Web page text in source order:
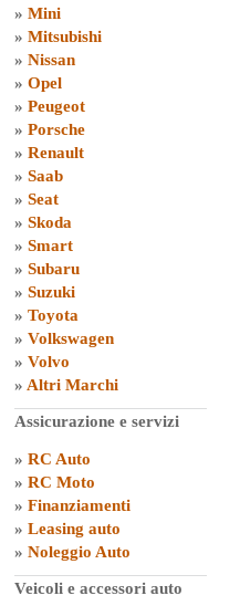
» Mini
» Mitsubishi
» Nissan
» Opel
» Peugeot
» Porsche
» Renault
» Saab
» Seat
» Skoda
» Smart
» Subaru
» Suzuki
» Toyota
» Volkswagen
» Volvo
» Altri Marchi
Assicurazione e servizi
» RC Auto
» RC Moto
» Finanziamenti
» Leasing auto
» Noleggio Auto
Veicoli e accessori auto